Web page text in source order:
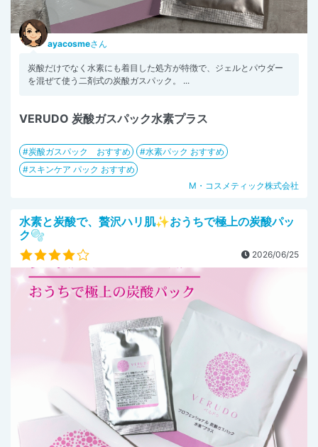
ayacosmeさん
炭酸だけでなく水素にも着目した処方が特徴で、ジェルとパウダー
を混ぜて使う二剤式の炭酸ガスパック。 ...
VERUDO 炭酸ガスパック水素プラス
炭酸ガスパック おすすめ
水素パック おすすめ
スキンケア パック おすすめ
M・コスメティック株式会社
水素と炭酸で、贅沢ハリ肌✨おうちで極上の炭酸パッ
ク🫧
2026/06/25